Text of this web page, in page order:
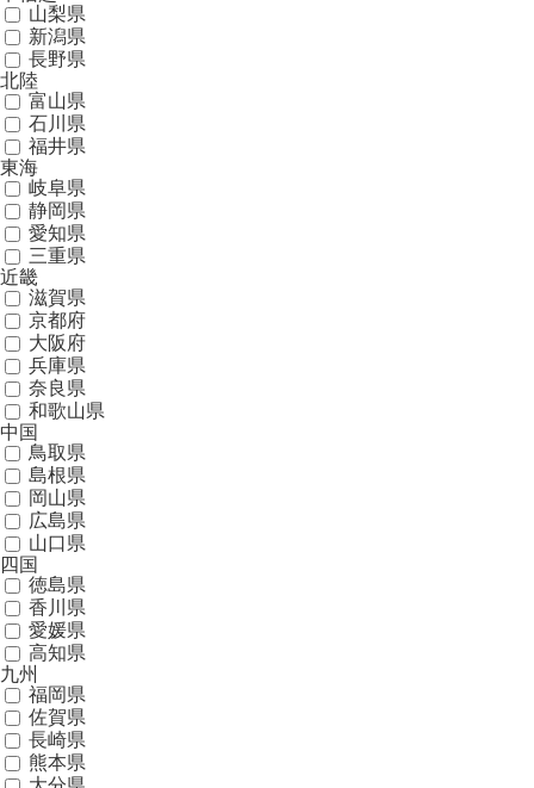
山梨県
新潟県
長野県
北陸
富山県
石川県
福井県
東海
岐阜県
静岡県
愛知県
三重県
近畿
滋賀県
京都府
大阪府
兵庫県
奈良県
和歌山県
中国
鳥取県
島根県
岡山県
広島県
山口県
四国
徳島県
香川県
愛媛県
高知県
九州
福岡県
佐賀県
長崎県
熊本県